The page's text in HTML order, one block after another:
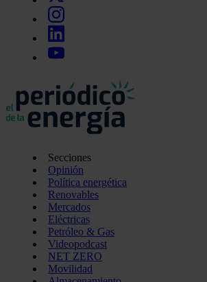
Secciones
Opinión
Política energética
Renovables
Mercados
Eléctricas
Petróleo & Gas
Videopodcast
NET ZERO
Movilidad